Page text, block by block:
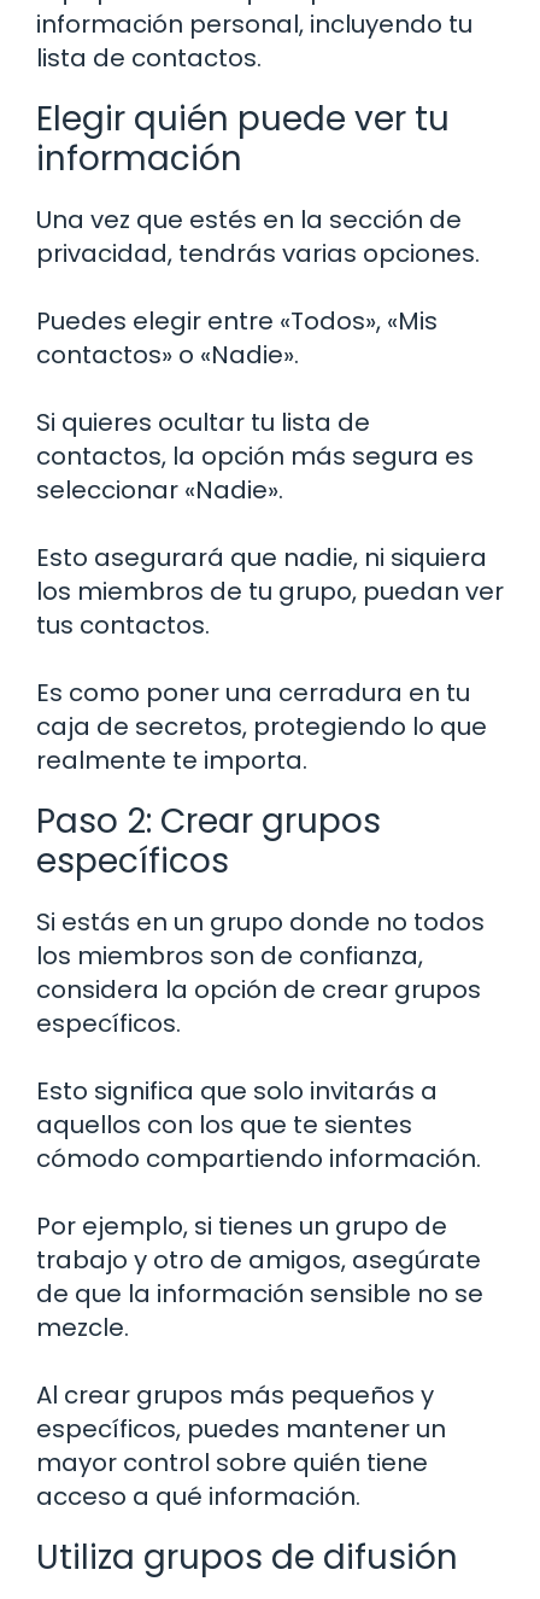
información personal, incluyendo tu
lista de contactos.
Elegir quién puede ver tu
información
Una vez que estés en la sección de
privacidad, tendrás varias opciones.
Puedes elegir entre «Todos», «Mis
contactos» o «Nadie».
Si quieres ocultar tu lista de
contactos, la opción más segura es
seleccionar «Nadie».
Esto asegurará que nadie, ni siquiera
los miembros de tu grupo, puedan ver
tus contactos.
Es como poner una cerradura en tu
caja de secretos, protegiendo lo que
realmente te importa.
Paso 2: Crear grupos
específicos
Si estás en un grupo donde no todos
los miembros son de confianza,
considera la opción de crear grupos
específicos.
Esto significa que solo invitarás a
aquellos con los que te sientes
cómodo compartiendo información.
Por ejemplo, si tienes un grupo de
trabajo y otro de amigos, asegúrate
de que la información sensible no se
mezcle.
Al crear grupos más pequeños y
específicos, puedes mantener un
mayor control sobre quién tiene
acceso a qué información.
Utiliza grupos de difusión